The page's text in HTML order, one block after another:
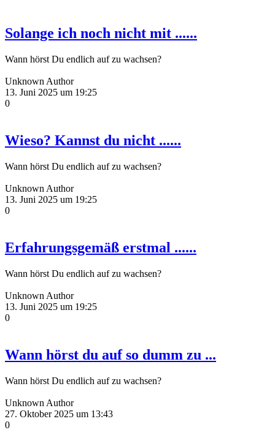
Solange ich noch nicht mit ......
Wann hörst Du endlich auf zu wachsen?
Unknown Author
13. Juni 2025 um 19:25
0
Wieso? Kannst du nicht ......
Wann hörst Du endlich auf zu wachsen?
Unknown Author
13. Juni 2025 um 19:25
0
Erfahrungsgemäß erstmal ......
Wann hörst Du endlich auf zu wachsen?
Unknown Author
13. Juni 2025 um 19:25
0
Wann hörst du auf so dumm zu ...
Wann hörst Du endlich auf zu wachsen?
Unknown Author
27. Oktober 2025 um 13:43
0